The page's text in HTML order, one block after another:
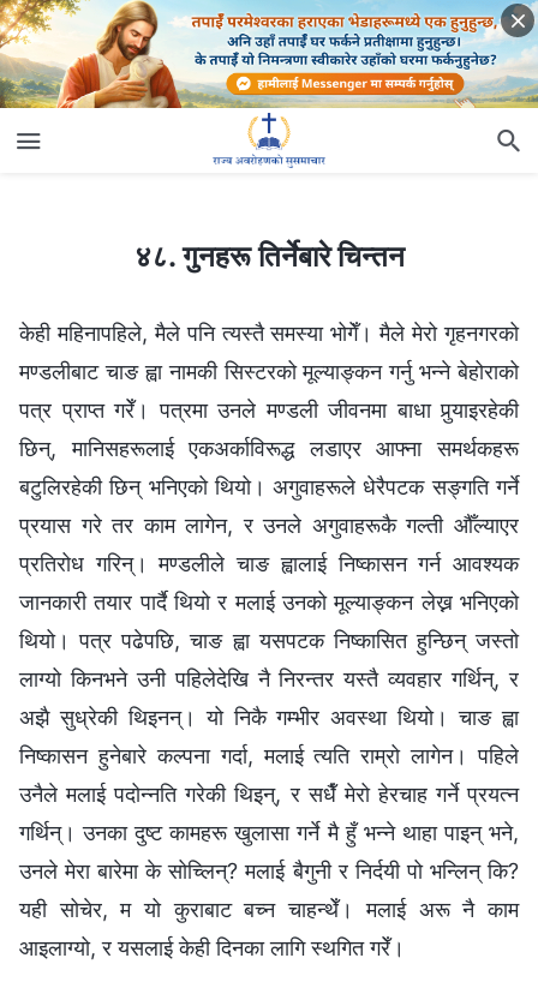
४८. गुनहरू तिर्नेबारे चिन्तन
केही महिनापहिले, मैले पनि त्यस्तै समस्या भोगेँ। मैले मेरो गृहनगरको
मण्डलीबाट चाङ ह्वा नामकी सिस्टरको मूल्याङ्कन गर्नु भन्ने बेहोराको
पत्र प्राप्‍त गरेँ। पत्रमा उनले मण्डली जीवनमा बाधा पुर्‍याइरहेकी
छिन्, मानिसहरूलाई एकअर्काविरूद्ध लडाएर आफ्ना समर्थकहरू
बटुलिरहेकी छिन् भनिएको थियो। अगुवाहरूले धेरैपटक सङ्गति गर्ने
प्रयास गरे तर काम लागेन, र उनले अगुवाहरूकै गल्ती औँल्याएर
प्रतिरोध गरिन्। मण्डलीले चाङ ह्वालाई निष्कासन गर्न आवश्यक
जानकारी तयार पार्दै थियो र मलाई उनको मूल्याङ्कन लेख्न भनिएको
थियो। पत्र पढेपछि, चाङ ह्वा यसपटक निष्कासित हुन्छिन् जस्तो
लाग्यो किनभने उनी पहिलेदेखि नै निरन्तर यस्तै व्यवहार गर्थिन्, र
अझै सुध्रेकी थिइनन्। यो निकै गम्भीर अवस्था थियो। चाङ ह्वा
निष्कासन हुनेबारे कल्पना गर्दा, मलाई त्यति राम्रो लागेन। पहिले
उनैले मलाई पदोन्नति गरेकी थिइन्, र सधैँ मेरो हेरचाह गर्ने प्रयत्न
गर्थिन्। उनका दुष्‍ट कामहरू खुलासा गर्ने मै हुँ भन्ने थाहा पाइन् भने,
उनले मेरा बारेमा के सोच्लिन्? मलाई बैगुनी र निर्दयी पो भन्लिन् कि?
यही सोचेर, म यो कुराबाट बच्न चाहन्थेँ। मलाई अरू नै काम
आइलाग्यो, र यसलाई केही दिनका लागि स्थगित गरेँ।